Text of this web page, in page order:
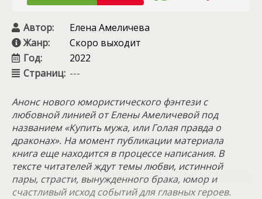
Автор:
Елена Амеличева
Жанр:
Скоро выходит
Год:
2022
Страниц: ---
Анонс нового юмористического фэнтези с
любовной линией от Елены Амеличевой под
названием «Купить мужа, или Голая правда о
драконах». На момент публикации материала
книга еще находится в процессе написания. В
тексте читателей ждут темы любви, истинной
пары, страсти, вынужденного брака, юмор и
счастливый исход событий для главных героев.